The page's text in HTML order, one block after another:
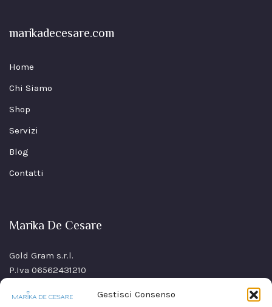
Gestisci Consenso
marikadecesare.com
Home
Chi Siamo
Shop
Servizi
Blog
Contatti
Marika De Cesare
Gold Gram s.r.l.
P.Iva 06562431210
80021 Afragola(NA)